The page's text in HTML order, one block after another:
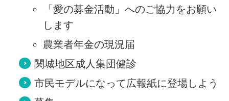
「愛の募金活動」へのご協力をお願い
します
農業者年金の現況届
関城地区成人集団健診
市民モデルになって広報紙に登場しよう